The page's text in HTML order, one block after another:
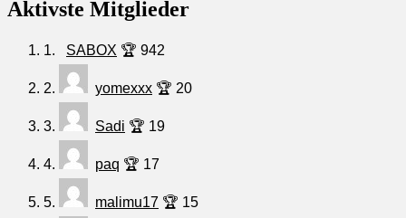
Aktivste Mitglieder
1. SABOX 🏆 942
2. yomexxx 🏆 20
3. Sadi 🏆 19
4. paq 🏆 17
5. malimu17 🏆 15